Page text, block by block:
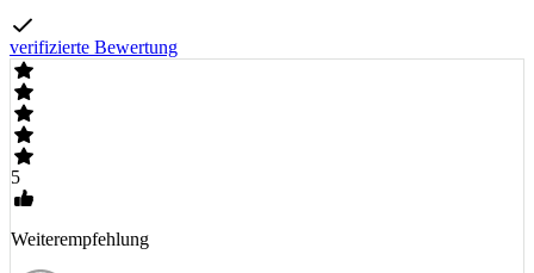
verifizierte Bewertung
5
Weiterempfehlung